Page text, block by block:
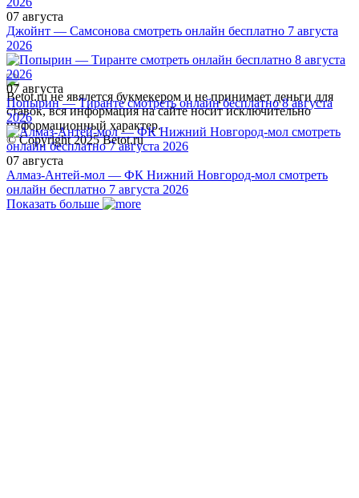
07 августа
Джойнт — Самсонова смотреть онлайн бесплатно 7 августа
2026
07 августа
Попырин — Тиранте смотреть онлайн бесплатно 8 августа
2026
07 августа
Алмаз-Антей-мол — ФК Нижний Новгород-мол смотреть
онлайн бесплатно 7 августа 2026
Показать больше
Betot.ru не явялется букмекером и не принимает деньги для
ставок, вся информация на сайте носит исключительно
информационный характер.
© Copyright 2025 Betot.ru